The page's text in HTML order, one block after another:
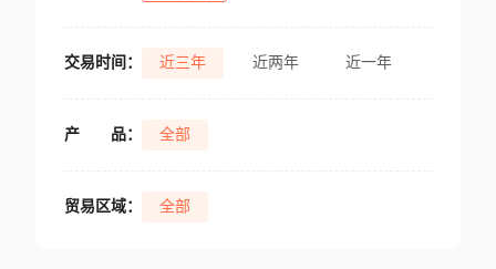
交易时间： 近三年 近两年 近一年
产 品： 全部
贸易区域： 全部